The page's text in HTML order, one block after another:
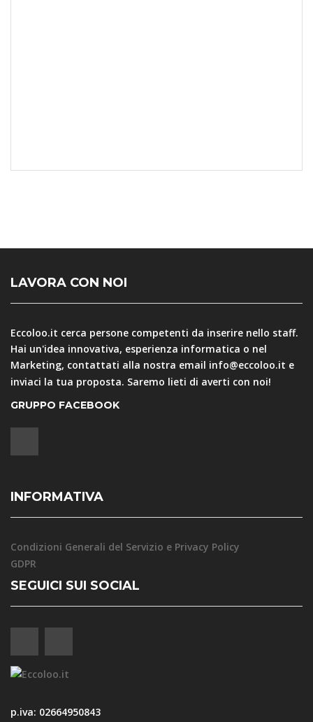
LAVORA CON NOI
Eccoloo.it cerca persone competenti da inserire nello staff.
Hai un'idea innovativa, esperienza informatica o nel
Marketing, contattati alla nostra email info@eccoloo.it e
inviaci la tua proposta. Saremo lieti di averti con noi!
GRUPPO FACEBOOK
INFORMATIVA
Condizioni Generali del Servizio e Privacy Policy
GDPR
SEGUICI SUI SOCIAL
p.iva: 02664950843